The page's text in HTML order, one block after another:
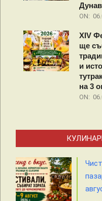
Дунав
ON:
XIV
ще
и
на 3
ON: